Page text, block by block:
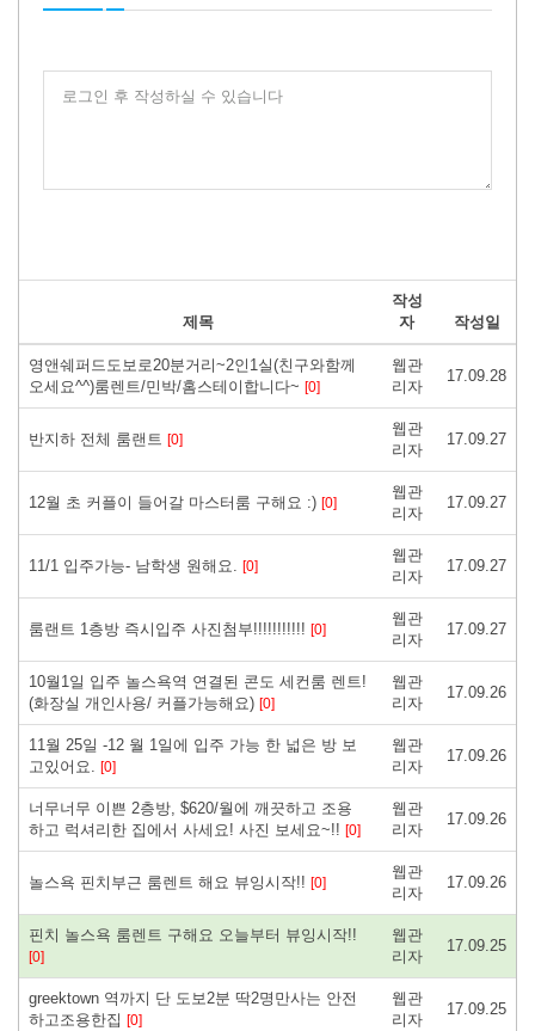
로그인 후 작성하실 수 있습니다
제목
작성
자
작성일
영앤쉐퍼드도보로20분거리~2인1실(친구와함께
오세요^^)룸렌트/민박/홈스테이합니다~ [0]
웹관
리자
17.09.28
반지하 전체 룸랜트 [0]
웹관
리자
17.09.27
12월 초 커플이 들어갈 마스터룸 구해요 :) [0]
웹관
리자
17.09.27
11/1 입주가능- 남학생 원해요. [0]
웹관
리자
17.09.27
룸랜트 1층방 즉시입주 사진첨부!!!!!!!!!!! [0]
웹관
리자
17.09.27
10월1일 입주 놀스욕역 연결된 콘도 세컨룸 렌트!
(화장실 개인사용/ 커플가능해요) [0]
웹관
리자
17.09.26
11월 25일 -12 월 1일에 입주 가능 한 넓은 방 보
고있어요. [0]
웹관
리자
17.09.26
너무너무 이쁜 2층방, $620/월에 깨끗하고 조용
하고 럭셔리한 집에서 사세요! 사진 보세요~!! [0]
웹관
리자
17.09.26
놀스욕 핀치부근 룸렌트 해요 뷰잉시작!! [0]
웹관
리자
17.09.26
핀치 놀스욕 룸렌트 구해요 오늘부터 뷰잉시작!!
[0]
웹관
리자
17.09.25
greektown 역까지 단 도보2분 딱2명만사는 안전
하고조용한집 [0]
웹관
리자
17.09.25